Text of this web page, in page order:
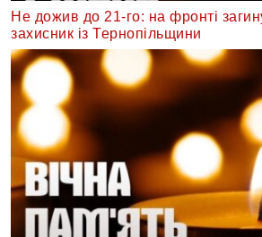
Не дожив до 21-го: на фронті
захисник із Тернопільщини